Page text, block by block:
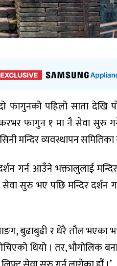
फागुनको पहिलो साता देखि
फागुन १ मा नै सेवा सुरु गर्ने
मन्दिर व्यवस्थापन समितिका
दर्शन गर्न आउँने भक्तालुलाई
सुरु भए पछि मन्दिर
बुढाबुढी र धेरै तौल भएका
थियो । तर, भौगोलिक